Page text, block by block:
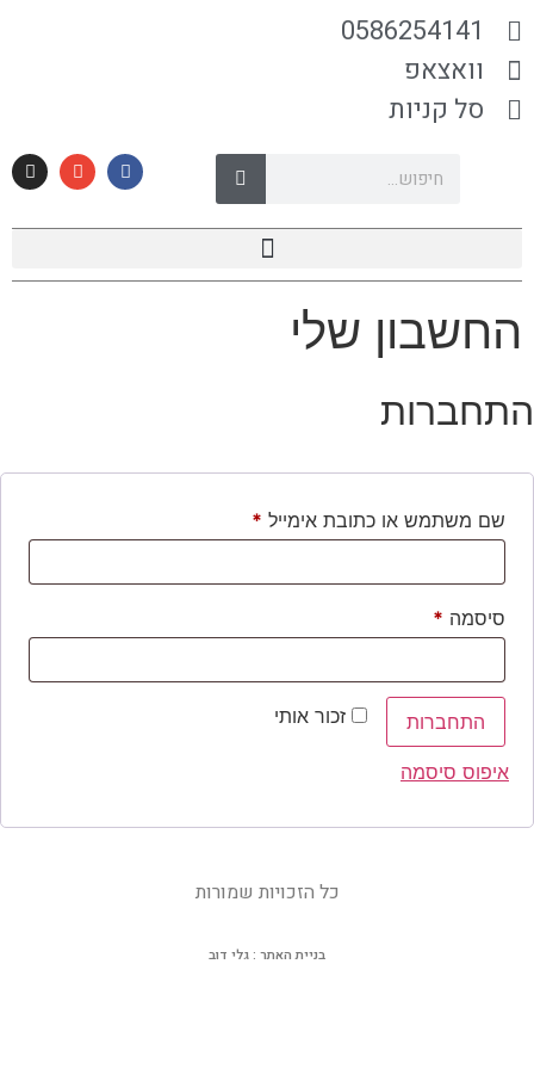
0586254141
וואצאפ
סל קניות
החשבון שלי
התחברות
שם משתמש או כתובת אימייל *
סיסמה *
זכור אותי התחברות
איפוס סיסמה
כל הזכויות שמורות
בניית האתר : גלי דוב